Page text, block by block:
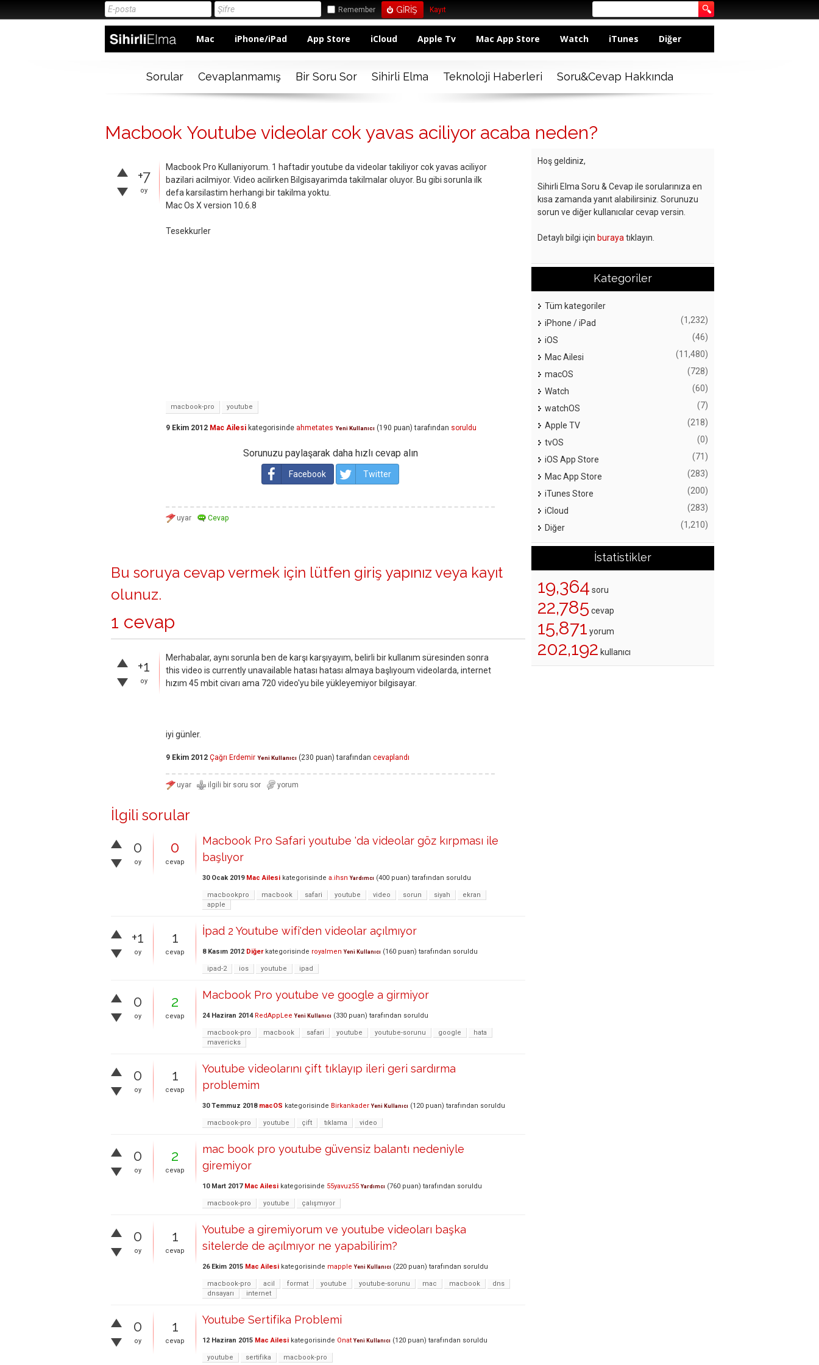
Remember Kayıt
Mac iPhone/iPad App Store iCloud Apple Tv Mac App Store Watch iTunes Diğer
Sorular Cevaplanmamış Bir Soru Sor Sihirli Elma Teknoloji Haberleri Soru&Cevap Hakkında
Macbook Youtube videolar cok yavas aciliyor acaba neden?
+7
oy
Macbook Pro Kullaniyorum. 1 haftadir youtube da videolar takiliyor cok yavas aciliyor
bazilari acilmiyor. Video acilirken Bilgisayarimda takilmalar oluyor. Bu gibi sorunla ilk
defa karsilastim herhangi bir takilma yoktu.
Mac Os X version 10.6.8
Tesekkurler
macbook-pro youtube
9 Ekim 2012 Mac Ailesi kategorisinde ahmetates Yeni Kullanıcı (190 puan) tarafından soruldu
Sorunuzu paylaşarak daha hızlı cevap alın
Facebook Twitter
Bu soruya cevap vermek için lütfen giriş yapınız veya kayıt
olunuz.
1 cevap
+1
oy
Merhabalar, aynı sorunla ben de karşı karşıyayım, belirli bir kullanım süresinden sonra
this video is currently unavailable hatası hatası almaya başlıyoum videolarda, internet
hızım 45 mbit civarı ama 720 video'yu bile yükleyemiyor bilgisayar.
iyi günler.
9 Ekim 2012 Çağrı Erdemir Yeni Kullanıcı (230 puan) tarafından cevaplandı
İlgili sorular
0
oy
0
cevap
Macbook Pro Safari youtube 'da videolar göz kırpması ile
başlıyor
30 Ocak 2019 Mac Ailesi kategorisinde a.ihsn Yardımcı (400 puan) tarafından soruldu
macbookpro macbook safari youtube video sorun siyah
ekran
apple
+1
oy
1
cevap
İpad 2 Youtube wifi'den videolar açılmıyor
8 Kasım 2012 Diğerkategorisinde royalmen Yeni Kullanıcı (160 puan) tarafından soruldu
ipad-2 ios youtube ipad
0
oy
2
cevap
Macbook Pro youtube ve google a girmiyor
24 Haziran 2014 RedAppLee Yeni Kullanıcı (330 puan) tarafından soruldu
macbook-pro macbook safari youtube youtube-sorunu google
hata
mavericks
0
oy
1
cevap
Youtube videolarını çift tıklayıp ileri geri sardırma
problemim
30 Temmuz 2018 macOS kategorisinde Birkankader Yeni Kullanıcı (120 puan) tarafından soruldu
macbook-pro youtube çift tıklama video
0
oy
2
cevap
mac book pro youtube güvensiz balantı nedeniyle
giremiyor
10 Mart 2017 Mac Ailesi kategorisinde 55yavuz55 Yardımcı (760 puan) tarafından soruldu
macbook-pro youtube çalışmıyor
0
oy
1
cevap
Youtube a giremiyorum ve youtube videoları başka
sitelerde de açılmıyor ne yapabilirim?
26 Ekim 2015 Mac Ailesi kategorisinde mapple Yeni Kullanıcı (220 puan) tarafından soruldu
macbook-pro acil format youtube youtube-sorunu mac macbook
dns
dnsayarı
internet
0
oy
1
cevap
Youtube Sertifika Problemi
12 Haziran 2015 Mac Ailesi kategorisinde Onat Yeni Kullanıcı (120 puan) tarafından soruldu
youtube sertifika macbook-pro
Hoş geldiniz,
Sihirli Elma Soru & Cevap ile sorularınıza en
kısa zamanda yanıt alabilirsiniz. Sorunuzu
sorun ve diğer kullanıcılar cevap versin.
Detaylı bilgi için buraya tıklayın.
Kategoriler
Tüm kategoriler
iPhone / iPad
(1,232)
iOS (46)
Mac Ailesi (11,480)
macOS (728)
Watch (60)
watchOS (7)
Apple TV (218)
tvOS (0)
iOS App Store (71)
Mac App Store (283)
iTunes Store (200)
iCloud (283)
Diğer (1,210)
İstatistikler
19,364 soru
22,785 cevap
15,871 yorum
202,192 kullanıcı